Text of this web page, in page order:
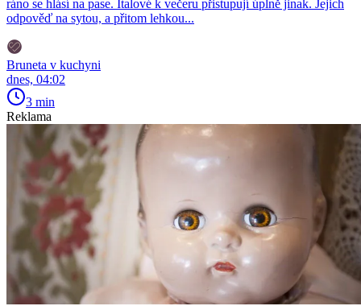
ráno se hlásí na pase. Italové k večeru přistupují úplně jinak. Jejich
odpověď na sytou, a přitom lehkou...
Bruneta v kuchyni
dnes, 04:02
3 min
Reklama